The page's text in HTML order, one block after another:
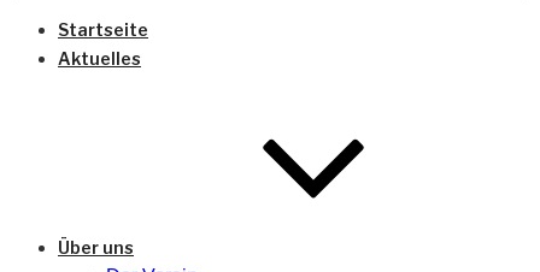
Startseite
Aktuelles
Über uns